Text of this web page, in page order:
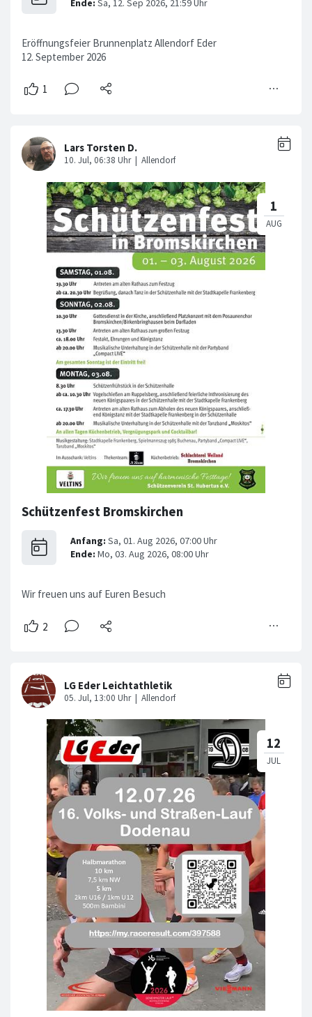
Eröffnungsfeier Brunnenplatz Allendorf Eder
12. September 2026
Schützenfest Bromskirchen
Wir freuen uns auf Euren Besuch